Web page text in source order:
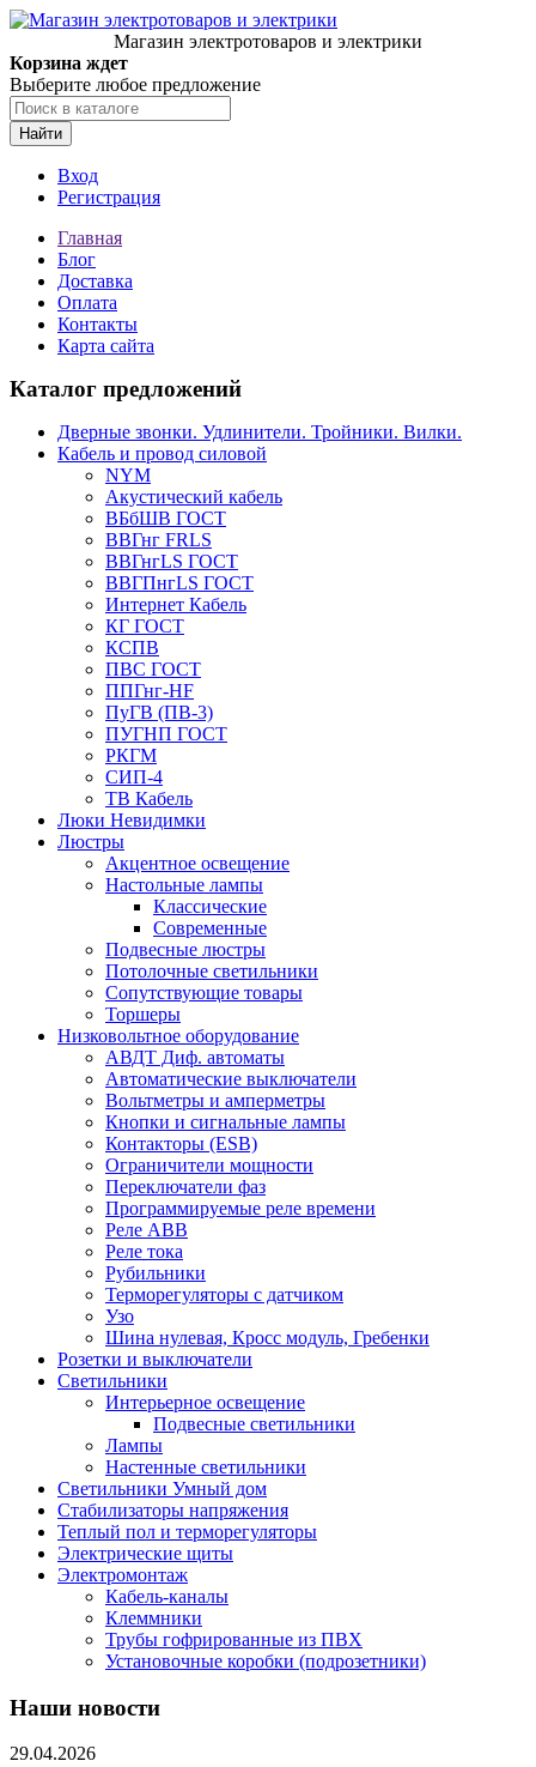
Магазин электротоваров и электрики
Корзина ждет
Выберите любое предложение
Найти
Вход
Регистрация
Главная
Блог
Доставка
Оплата
Контакты
Карта сайта
Каталог предложений
Дверные звонки. Удлинители. Тройники. Вилки.
Кабель и провод силовой
NYM
Акустический кабель
ВБбШВ ГОСТ
ВВГнг FRLS
ВВГнгLS ГОСТ
ВВГПнгLS ГОСТ
Интернет Кабель
КГ ГОСТ
КСПВ
ПВС ГОСТ
ППГнг-HF
ПуГВ (ПВ-3)
ПУГНП ГОСТ
РКГМ
СИП-4
ТВ Кабель
Люки Невидимки
Люстры
Акцентное освещение
Настольные лампы
Классические
Современные
Подвесные люстры
Потолочные светильники
Сопутствующие товары
Торшеры
Низковольтное оборудование
АВДT Диф. автоматы
Автоматические выключатели
Вольтметры и амперметры
Кнопки и сигнальные лампы
Контакторы (ESB)
Ограничители мощности
Переключатели фаз
Программируемые реле времени
Реле ABB
Реле тока
Рубильники
Терморегуляторы с датчиком
Узо
Шина нулевая, Кросс модуль, Гребенки
Розетки и выключатели
Светильники
Интерьерное освещение
Подвесные светильники
Лампы
Настенные светильники
Светильники Умный дом
Стабилизаторы напряжения
Теплый пол и терморегуляторы
Электрические щиты
Электромонтаж
Кабель-каналы
Клеммники
Трубы гофрированные из ПВХ
Установочные коробки (подрозетники)
Наши новости
29.04.2026